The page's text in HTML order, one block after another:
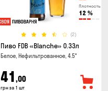
Плотность
12 %
(2)
Пиво FDB «Blanche» 0.33л
Белое, Нефильтрованное, 4.5°
41 ,00
грн за 1 шт